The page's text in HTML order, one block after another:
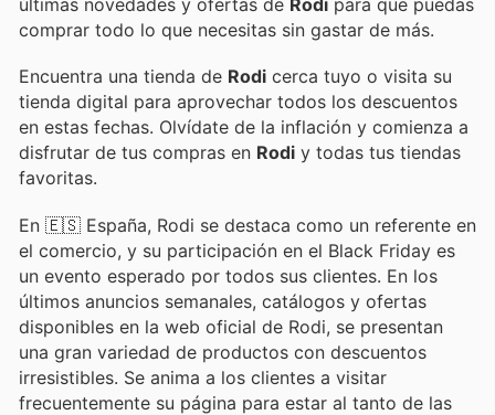
últimas novedades y ofertas de Rodi para que puedas
comprar todo lo que necesitas sin gastar de más.
Encuentra una tienda de Rodi cerca tuyo o visita su
tienda digital para aprovechar todos los descuentos
en estas fechas. Olvídate de la inflación y comienza a
disfrutar de tus compras en Rodi y todas tus tiendas
favoritas.
En 🇪🇸 España, Rodi se destaca como un referente en
el comercio, y su participación en el Black Friday es
un evento esperado por todos sus clientes. En los
últimos anuncios semanales, catálogos y ofertas
disponibles en la web oficial de Rodi, se presentan
una gran variedad de productos con descuentos
irresistibles. Se anima a los clientes a visitar
frecuentemente su página para estar al tanto de las